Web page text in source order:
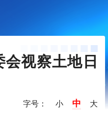
视察土地日
字号： 小 中 大